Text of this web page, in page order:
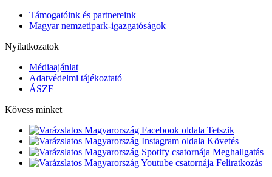
Támogatóink és partnereink
Magyar nemzetipark-igazgatóságok
Nyilatkozatok
Médiaajánlat
Adatvédelmi tájékoztató
ÁSZF
Kövess minket
Tetszik
Követés
Meghallgatás
Feliratkozás